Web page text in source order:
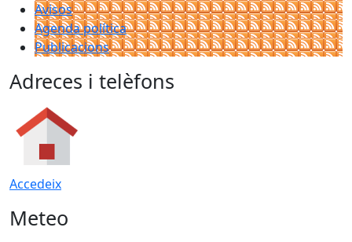
Avisos
Agenda política
Publicacions
Adreces i telèfons
Accedeix
Meteo